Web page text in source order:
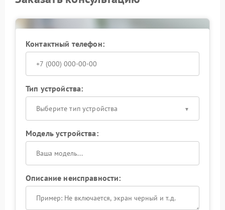
Контактный телефон:
Тип устройства:
Выберите тип устройства
Модель устройства:
Описание неисправности: